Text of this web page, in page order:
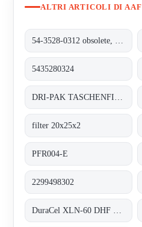
ALTRI ARTICOLI DI AAF
5435280324
filter 20x25x2
PFR004-E
2299498302